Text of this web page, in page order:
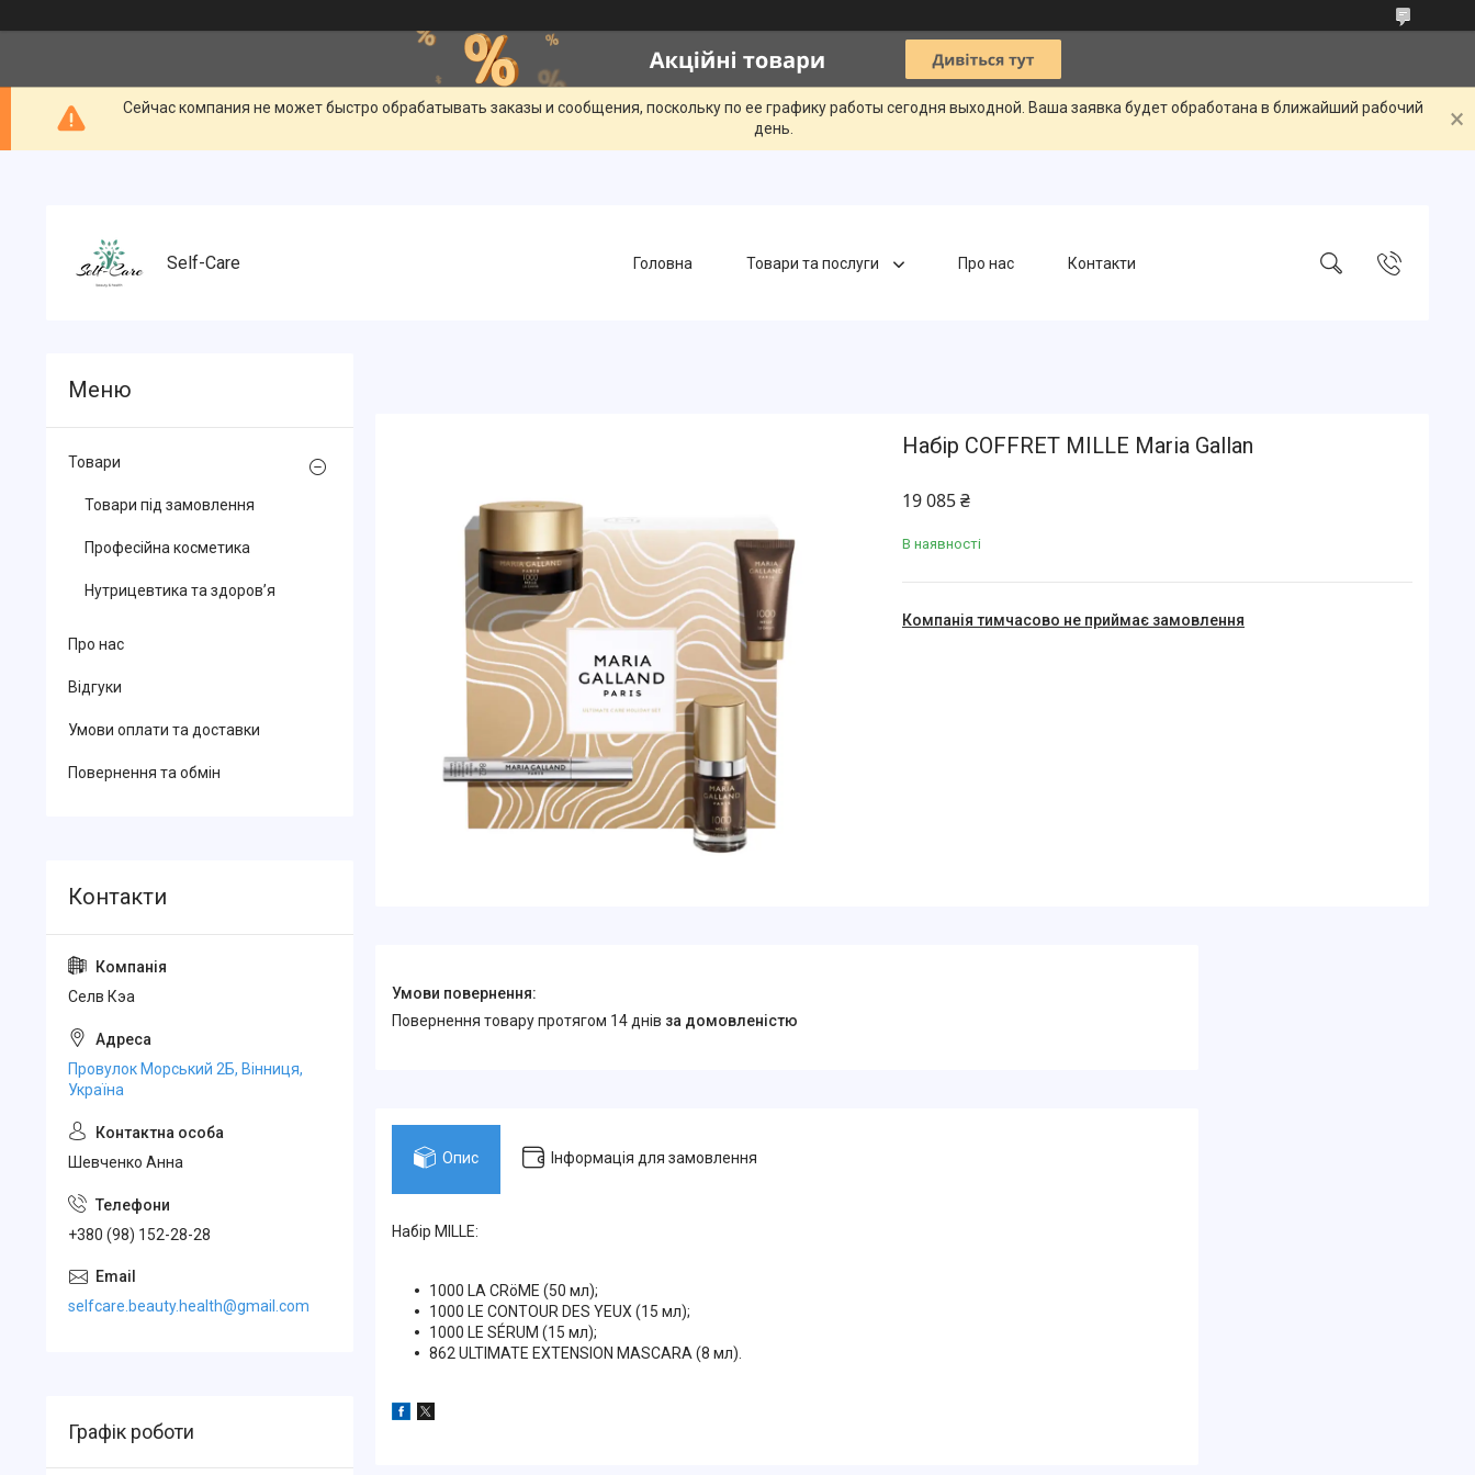
Сейчас компания не может быстро обрабатывать заказы и сообщения, поскольку по ее графику работы сегодня выходной. Ваша заявка будет обработана в ближайший рабочий
день.
Self-Care Головна Товари та послуги Про нас Контакти
Набір COFFRET MILLE Maria Gallan
19 085 ₴
В наявності
Компанія тимчасово не приймає замовлення
повернення товару протягом 14 днів за домовленістю
Опис Інформація для замовлення
Набір MILLE:
1000 LA CRöME (50 мл);
1000 LE CONTOUR DES YEUX (15 мл);
1000 LE SÉRUM (15 мл);
862 ULTIMATE EXTENSION MASCARA (8 мл).
Товари
Товари під замовлення
Професійна косметика
Нутрицевтика та здоров’я
Про нас
Відгуки
Умови оплати та доставки
Повернення та обмін
Селв Кэа
Провулок Морський 2Б, Вінниця,
Україна
Шевченко Анна
+380 (98) 152-28-28
selfcare.beauty.health@gmail.com
Графік роботи